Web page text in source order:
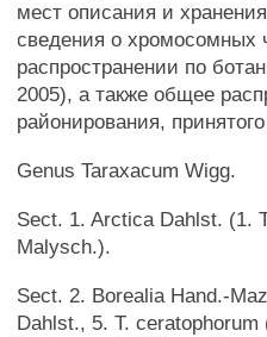
мест описания и
сведения о хромосомных
распространении по
2005), а также общее
районирования,
Genus Taraxacum Wigg.
Sect. 1. Arctica Dahlst. (1.
Malysch.).
Sect. 2. Borealia Hand.-
Dahlst., 5. T.